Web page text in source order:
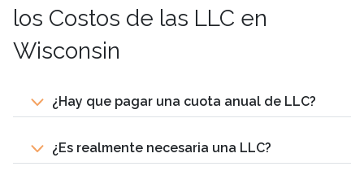
los Costos de las LLC en
Wisconsin
¿Hay que pagar una cuota anual de LLC?
¿Es realmente necesaria una LLC?